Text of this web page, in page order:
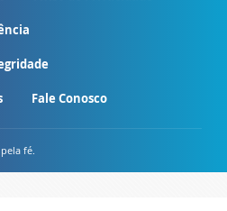
Fale Conosco
fé.